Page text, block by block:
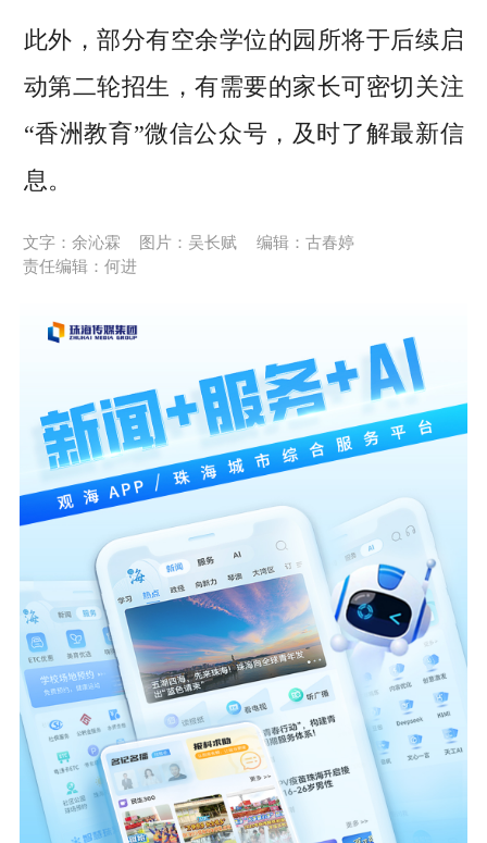
此外，部分有空余学位的园所将于后续启
动第二轮招生，有需要的家长可密切关注
“香洲教育”微信公众号，及时了解最新信
息。
文字：余沁霖 图片：吴长赋
编辑：古春婷
责任编辑：何进